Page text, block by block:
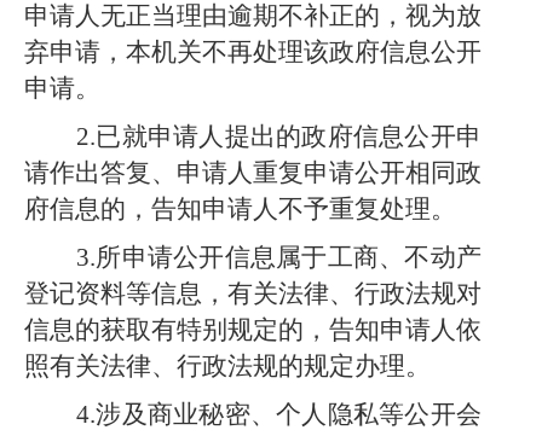
申请人无正当理由逾期不补正的，视为放
弃申请，本机关不再处理该政府信息公开
申请。
2.已就申请人提出的政府信息公开申
请作出答复、申请人重复申请公开相同政
府信息的，告知申请人不予重复处理。
3.所申请公开信息属于工商、不动产
登记资料等信息，有关法律、行政法规对
信息的获取有特别规定的，告知申请人依
照有关法律、行政法规的规定办理。
4.涉及商业秘密、个人隐私等公开会